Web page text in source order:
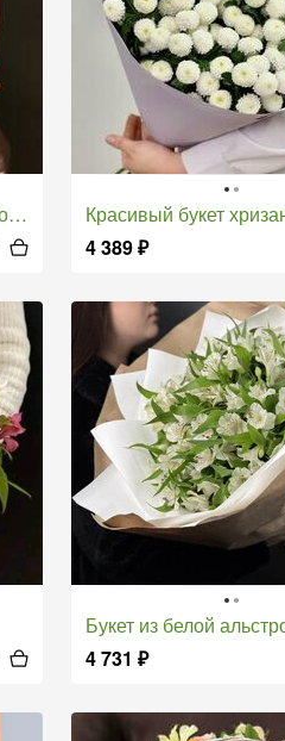
Красивый букет
4 389₽
Букет из белой альстромерии
4 731 ₽